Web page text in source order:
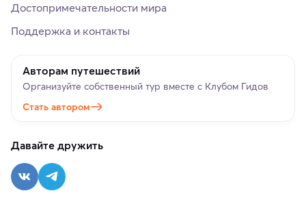
Достопримечательности мира
Поддержка и контакты
Авторам путешествий
Организуйте собственный тур вместе с Клубом Гидов
Стать автором
Давайте дружить